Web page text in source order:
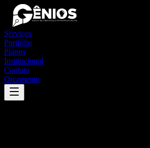
Serviços
Portfólio
Planos
Institucional
Contato
Orçamento